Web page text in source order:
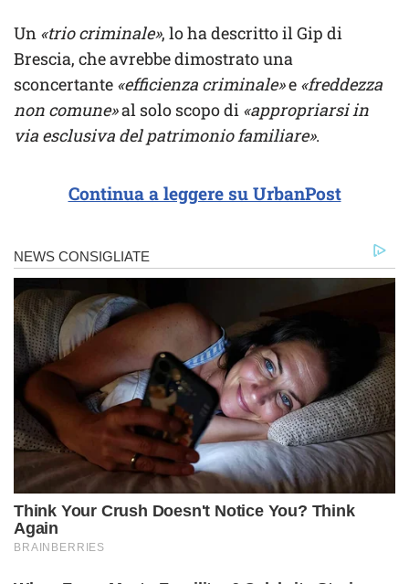
Un «trio criminale», lo ha descritto il Gip di
Brescia, che avrebbe dimostrato una
sconcertante «efficienza criminale»e «freddezza
non comune»al solo scopo di «appropriarsi in
via esclusiva del patrimonio familiare».
Continua a leggere su UrbanPost